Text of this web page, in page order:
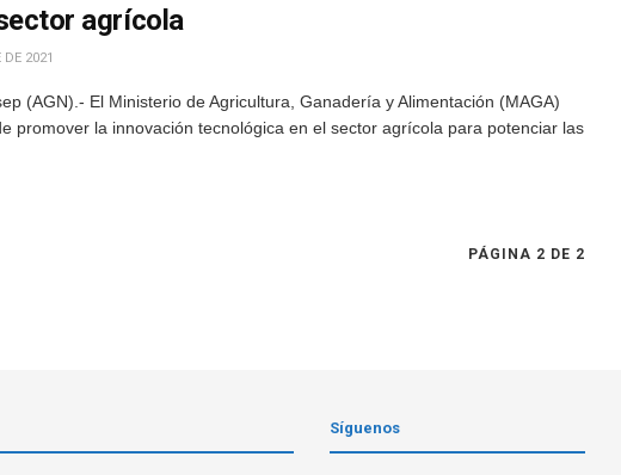
agrícola
2021
(AGN).- El Ministerio de Agricultura, Ganadería y Alimentación (MAGA)
promover la innovación tecnológica en el sector agrícola para potenciar las
PÁGINA 2 DE 2
Síguenos